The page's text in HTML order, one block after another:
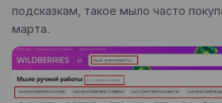
подсказкам, такое мыло часто
марта.